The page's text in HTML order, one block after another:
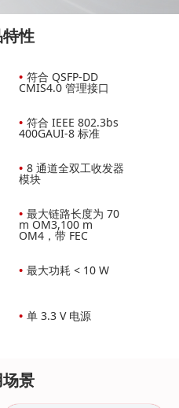
性
• 符合 QSFP-DD
CMIS4.0 管理接口
• 符合 IEEE 802.3bs
400GAUI-8 标准
• 8 通道全双工收发器
模块
• 最大链路长度为 70
m OM3,100 m
OM4，带 FEC
• 最大功耗 < 10 W
• 单 3.3 V 电源
景